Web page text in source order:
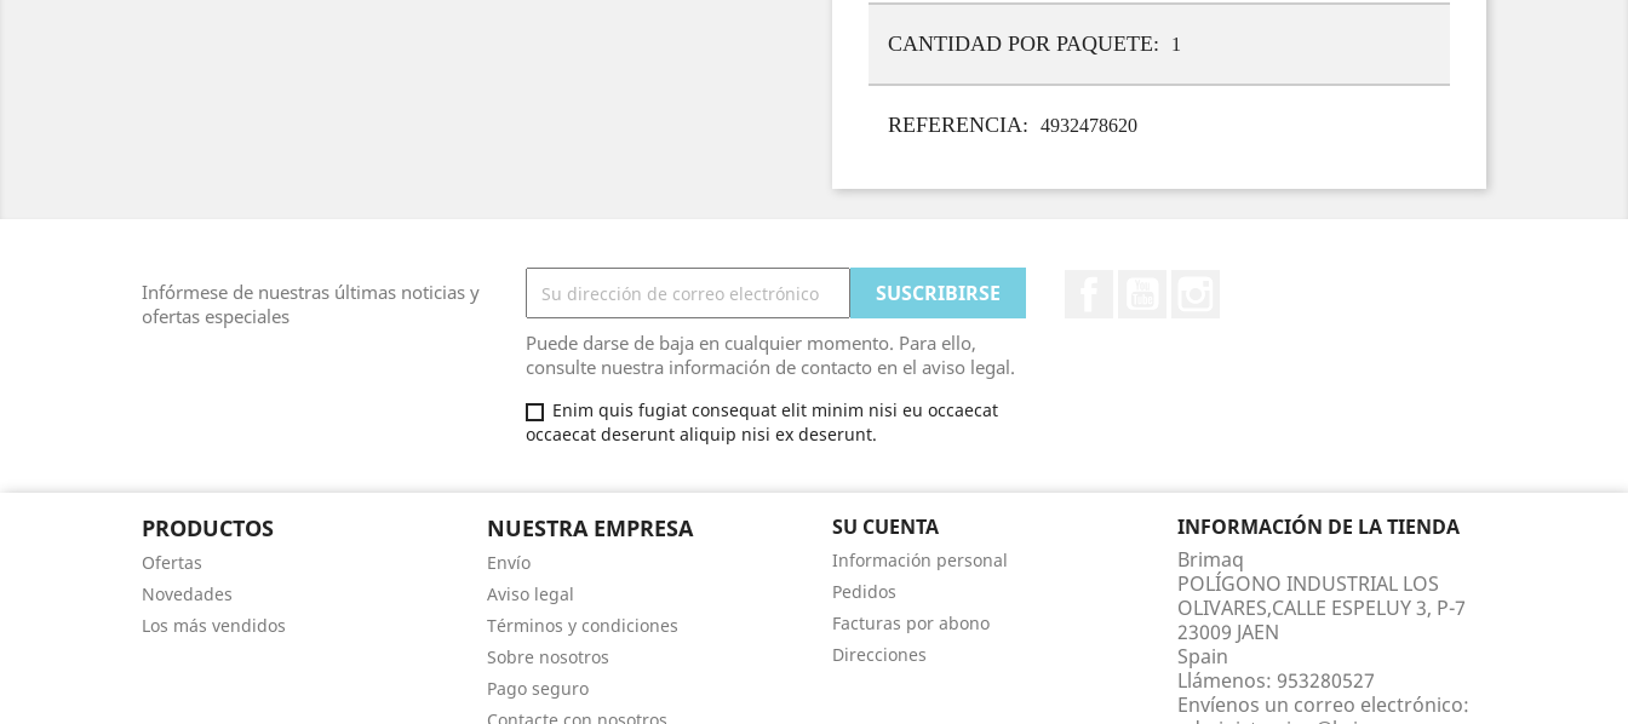
CANTIDAD POR PAQUETE: 1
REFERENCIA: 4932478620
Infórmese de nuestras últimas noticias y
ofertas especiales
Puede darse de baja en cualquier momento. Para ello,
consulte nuestra información de contacto en el aviso legal.
Enim quis fugiat consequat elit minim nisi eu occaecat
occaecat deserunt aliquip nisi ex deserunt.
PRODUCTOS
Ofertas
Novedades
Los más vendidos
NUESTRA EMPRESA
Envío
Aviso legal
Términos y condiciones
Sobre nosotros
Pago seguro
SU CUENTA
Información personal
Pedidos
Facturas por abono
Direcciones
INFORMACIÓN DE LA TIENDA
Brimaq
POLÍGONO INDUSTRIAL LOS
OLIVARES,CALLE ESPELUY 3, P-7
23009 JAEN
Spain
Llámenos: 953280527
Envíenos un correo electrónico: